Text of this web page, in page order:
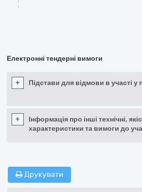
Електронні тендерні вимоги
+ Підстави для відмови в участі у
+
Інформація про інші технічні,
характеристики та вимоги до
Друкувати